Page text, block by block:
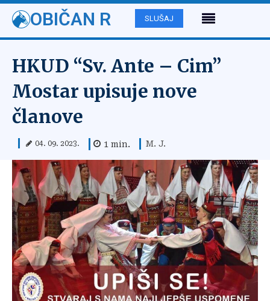
OBIČAN R SLUŠAJ
HKUD “Sv. Ante – Cim”
Mostar upisuje nove
članove
04. 09. 2023. 1 min. M. J.